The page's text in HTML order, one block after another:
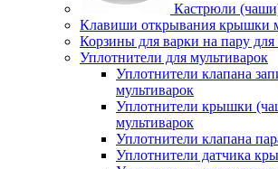
Кастрюли
Клавиши открывания крышки
Корзины для варки на пару для
Уплотнители для мультиварок
Уплотнители клапана
мультиварок
Уплотнители крышки
мультиварок
Уплотнители клапана
Уплотнители датчика